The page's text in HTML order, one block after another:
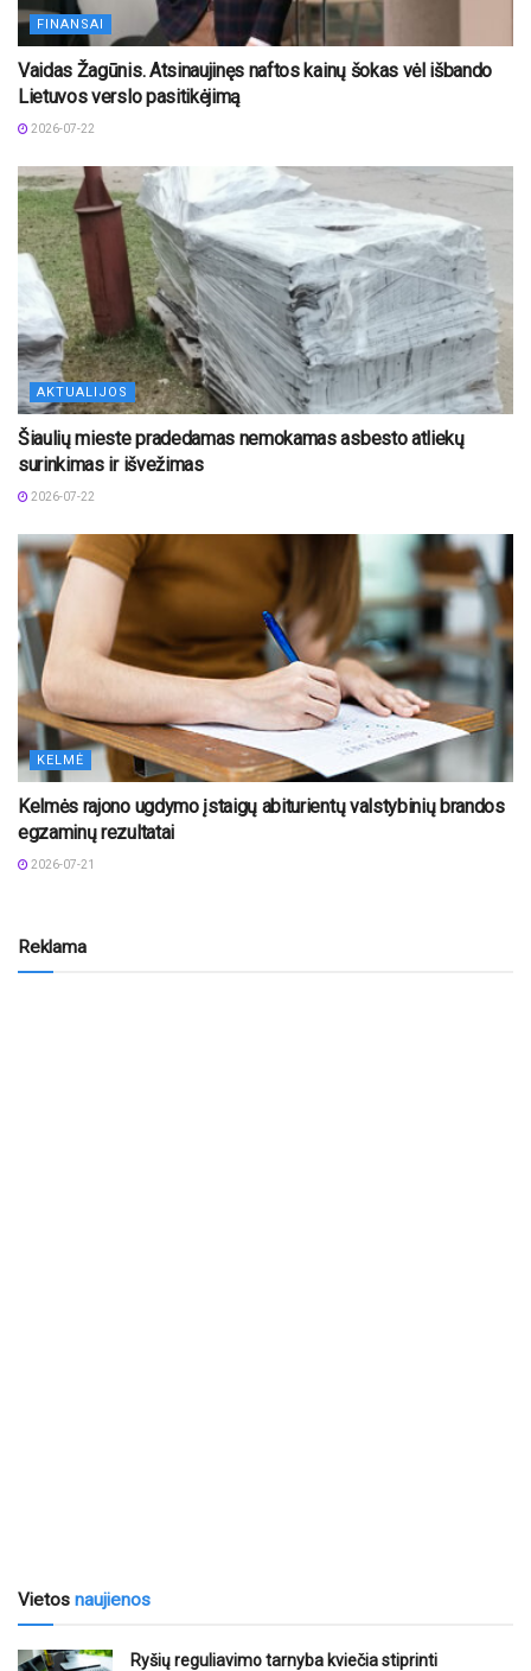
FINANSAI
Vaidas Žagūnis. Atsinaujinęs naftos kainų šokas vėl išbando
Lietuvos verslo pasitikėjimą
2026-07-22
AKTUALIJOS
Šiaulių mieste pradedamas nemokamas asbesto atliekų
surinkimas ir išvežimas
2026-07-22
KELMĖ
Kelmės rajono ugdymo įstaigų abiturientų valstybinių brandos
egzaminų rezultatai
2026-07-21
Reklama
Vietos naujienos
Ryšių reguliavimo tarnyba kviečia stiprinti